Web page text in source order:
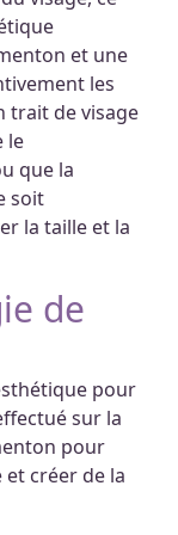
et une
les
trait de visage
le
que la
soit
la taille et la
de
pour
sur la
pour
créer de la